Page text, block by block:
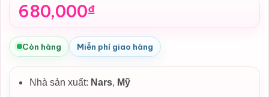
680,000₫
Còn hàng Miễn phí giao hàng
Nhà sản xuất: Nars, Mỹ